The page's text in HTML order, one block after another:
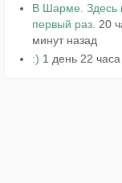
В Шарме. Здесь
первый раз. 20
минут назад
:) 1 день 22